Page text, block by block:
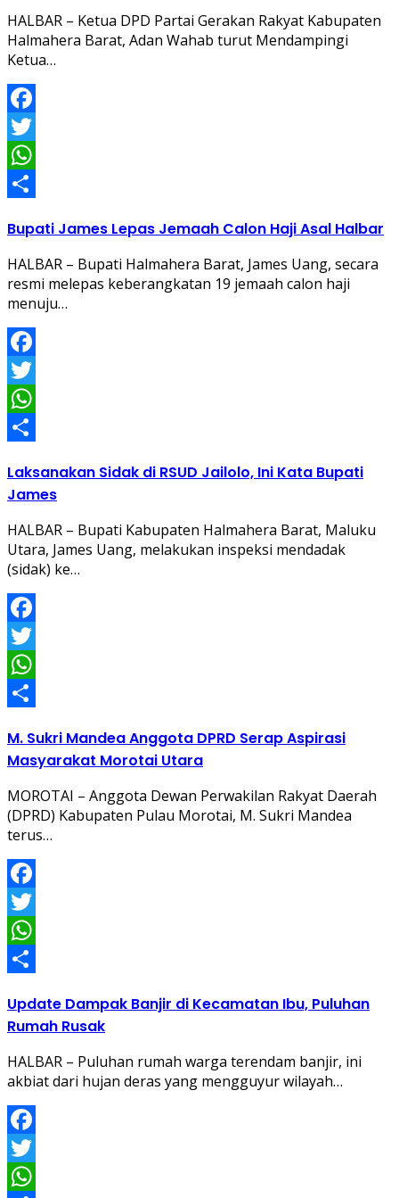
HALBAR – Ketua DPD Partai Gerakan Rakyat Kabupaten
Halmahera Barat, Adan Wahab turut Mendampingi
Ketua…
Facebook
Twitter
WhatsApp
Bupati James Lepas Jemaah Calon Haji Asal Halbar
HALBAR – Bupati Halmahera Barat, James Uang, secara
resmi melepas keberangkatan 19 jemaah calon haji
menuju…
Facebook
Twitter
WhatsApp
Laksanakan Sidak di RSUD Jailolo, Ini Kata Bupati
James
HALBAR – Bupati Kabupaten Halmahera Barat, Maluku
Utara, James Uang, melakukan inspeksi mendadak
(sidak) ke…
Facebook
Twitter
WhatsApp
M. Sukri Mandea Anggota DPRD Serap Aspirasi
Masyarakat Morotai Utara
MOROTAI – Anggota Dewan Perwakilan Rakyat Daerah
(DPRD) Kabupaten Pulau Morotai, M. Sukri Mandea
terus…
Facebook
Twitter
WhatsApp
Update Dampak Banjir di Kecamatan Ibu, Puluhan
Rumah Rusak
HALBAR – Puluhan rumah warga terendam banjir, ini
akbiat dari hujan deras yang mengguyur wilayah…
Facebook
Twitter